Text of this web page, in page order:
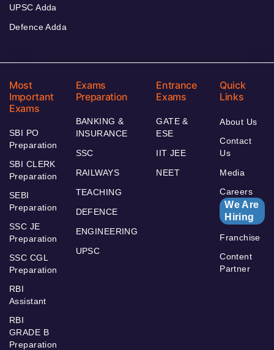
UPSC Adda
Defence Adda
Most
Important
Exams
SBI PO
Preparation
SBI CLERK
Preparation
SEBI
Preparation
SSC JE
Preparation
SSC CGL
Preparation
RBI
Assistant
RBI
GRADE B
Preparation
Exams
Preparation
BANKING &
INSURANCE
SSC
RAILWAYS
TEACHING
DEFENCE
ENGINEERING
UPSC
Entrance
Exams
GATE &
ESE
IIT JEE
NEET
Quick
Links
About Us
Contact
Us
Media
Careers
We Are
Hiring
Franchise
Content
Partner